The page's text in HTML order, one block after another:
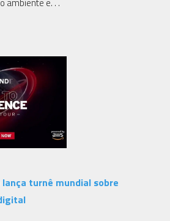
lança turnê mundial sobre